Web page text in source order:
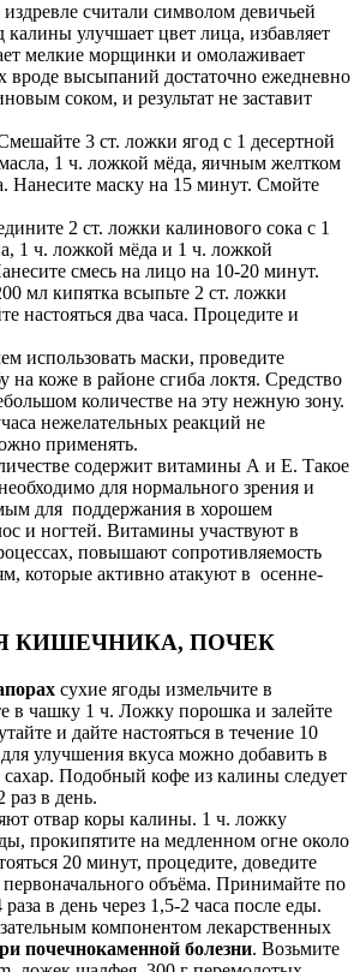
считали символом девичьей
калины улучшает цвет лица, избавляет
мелкие морщинки и омолаживает
вроде высыпаний достаточно ежедневно
соком, и результат не заставит
3 ст. ложки ягод с 1 десертной
1 ч. ложкой мёда, яичным желтком
Нанесите маску на 15 минут. Смойте
2 ст. ложки калинового сока с 1
1 ч. ложкой мёда и 1 ч. ложкой
смесь на лицо на 10-20 минут.
мл кипятка всыпьте 2 ст. ложки
настояться два часа. Процедите и
использовать маски, проведите
на коже в районе сгиба локтя. Средство
количестве на эту нежную зону.
нежелательных реакций не
применять.
содержит витамины А и Е. Такое
для нормального зрения и
для поддержания в хорошем
и ногтей. Витамины участвуют в
повышают сопротивляемость
которые активно атакуют в осенне-
КИШЕЧНИКА, ПОЧЕК
сухие ягоды измельчите в
в чашку 1 ч. Ложку порошка и залейте
и дайте настояться в течение 10
улучшения вкуса можно добавить в
Подобный кофе из калины следует
в день.
отвар коры калины. 1 ч. ложку
прокипятите на медленном огне около
20 минут, процедите, доведите
объёма. Принимайте по
в день через 1,5-2 часа после еды.
компонентом лекарственных
почечнокаменной болезни. Возьмите